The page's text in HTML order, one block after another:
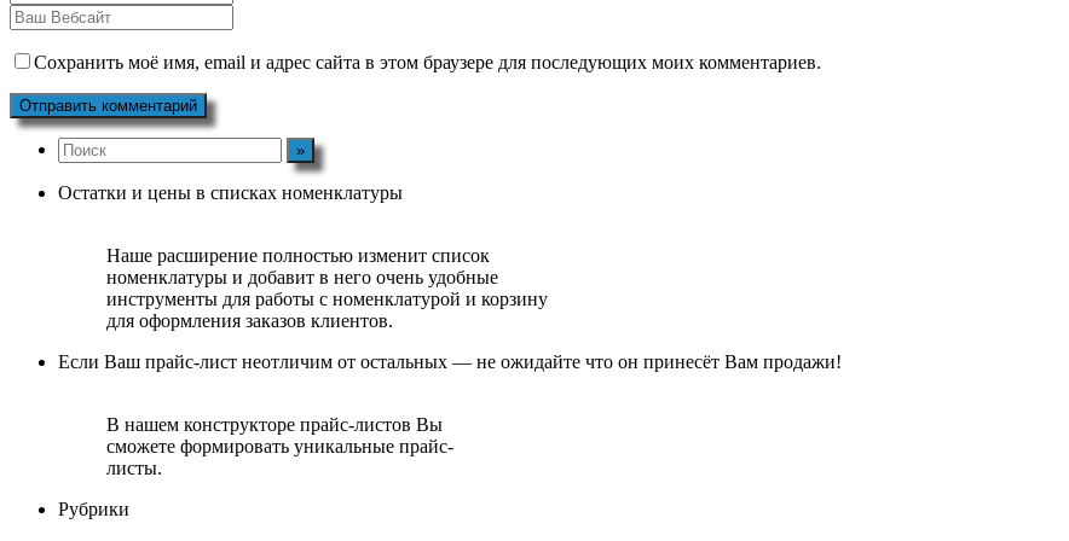
Сохранить моё имя, email и адрес сайта в этом браузере для последующих моих комментариев.
Остатки и цены в списках номенклатуры
Наше расширение полностью изменит список
номенклатуры и добавит в него очень удобные
инструменты для работы с номенклатурой и корзину
для оформления заказов клиентов.
Если Ваш прайс-лист неотличим от остальных — не ожидайте что он принесёт Вам продажи!
В нашем конструкторе прайс-листов Вы
сможете формировать уникальные прайс-
листы.
Рубрики